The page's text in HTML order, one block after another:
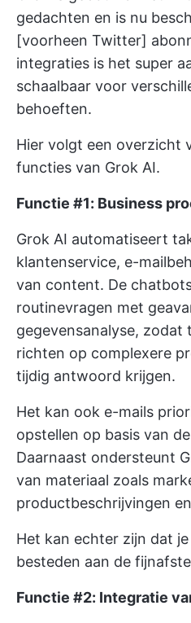
gedachten en is nu
[voorheen Twitter]
integraties is het super
schaalbaar voor
behoeften.
Hier volgt een overzicht
functies van Grok AI.
Functie #1: Business
Grok AI automatiseert
klantenservice, e-
van content. De
routinevragen met
gegevensanalyse, zodat
richten op complexere
tijdig antwoord krijgen.
Het kan ook e-mails
opstellen op basis van
Daarnaast ondersteunt
van materiaal zoals
productbeschrijvingen
Het kan echter zijn dat
besteden aan de
Functie #2: Integratie